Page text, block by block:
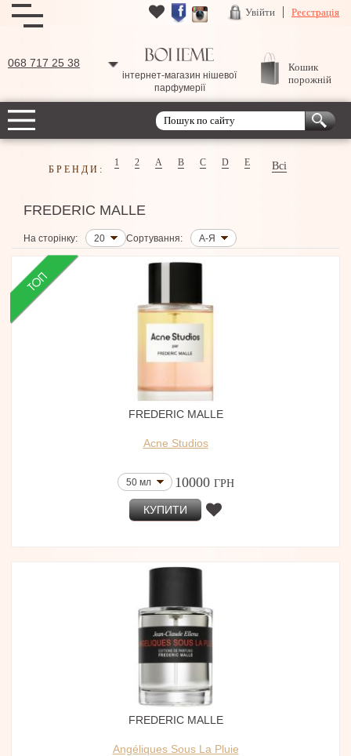
Увійти Реєстрація
068 717 25 38
інтернет-магазин нішевої
парфумерії
Кошик
порожній
БРЕНДИ:
1 2 A B C D E Всі
FREDERIC MALLE
На сторінку: 20 Сортування: А-Я
FREDERIC MALLE
Acne Studios
50 мл 10000 ГРН
КУПИТИ
FREDERIC MALLE
Angéliques Sous La Pluie